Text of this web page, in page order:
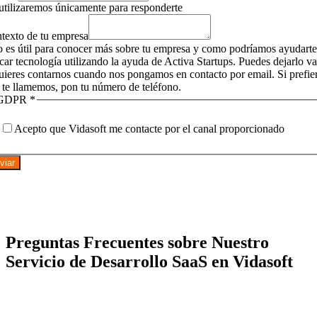
únicamente para responderte
de tu empresa
es útil para conocer más sobre tu empresa y como podríamos
tecnología utilizando la ayuda de Activa Startups. Puedes dejarlo
contarnos cuando nos pongamos en contacto por email. Si
te llamemos, pon tu número de teléfono.
*
Acepto que Vidasoft me contacte por el canal proporcionado
Preguntas Frecuentes sobre Nuestro
Servicio de Desarrollo SaaS en Vidasoft